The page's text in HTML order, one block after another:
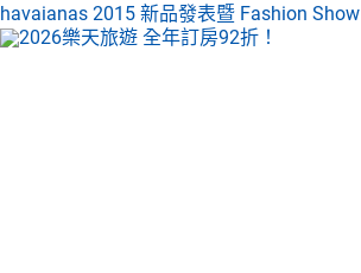
havaianas 2015 新品發表暨 Fashion Show